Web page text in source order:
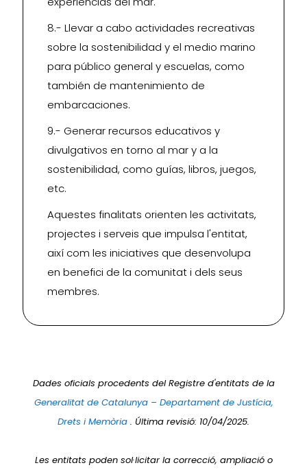
8.- Llevar a cabo actividades recreativas
sobre la sostenibilidad y el medio marino
para público general y escuelas, como
también de mantenimiento de
embarcaciones.
9.- Generar recursos educativos y
divulgativos en torno al mar y a la
sostenibilidad, como guías, libros, juegos,
etc.
Aquestes finalitats orienten les activitats,
projectes i serveis que impulsa l'entitat,
així com les iniciatives que desenvolupa
en benefici de la comunitat i dels seus
membres.
Dades oficials procedents del Registre d'entitats de la
Generalitat de Catalunya – Departament de Justícia,
Drets i Memòria . Última revisió: 10/04/2025.
Les entitats poden sol·licitar la correcció, ampliació o